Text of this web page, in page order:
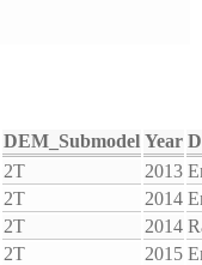
DEM_Submodel Year
2T 2013
2T 2014
2T 2014
2T 2015